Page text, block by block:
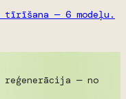
tīrīšana — 6 modeļu.
— no